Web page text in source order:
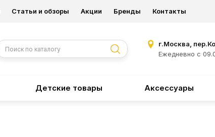
Статьи и обзоры Акции Бренды Контакты
г.Москва,
Ежедневно с
Детские товары Аксессуары